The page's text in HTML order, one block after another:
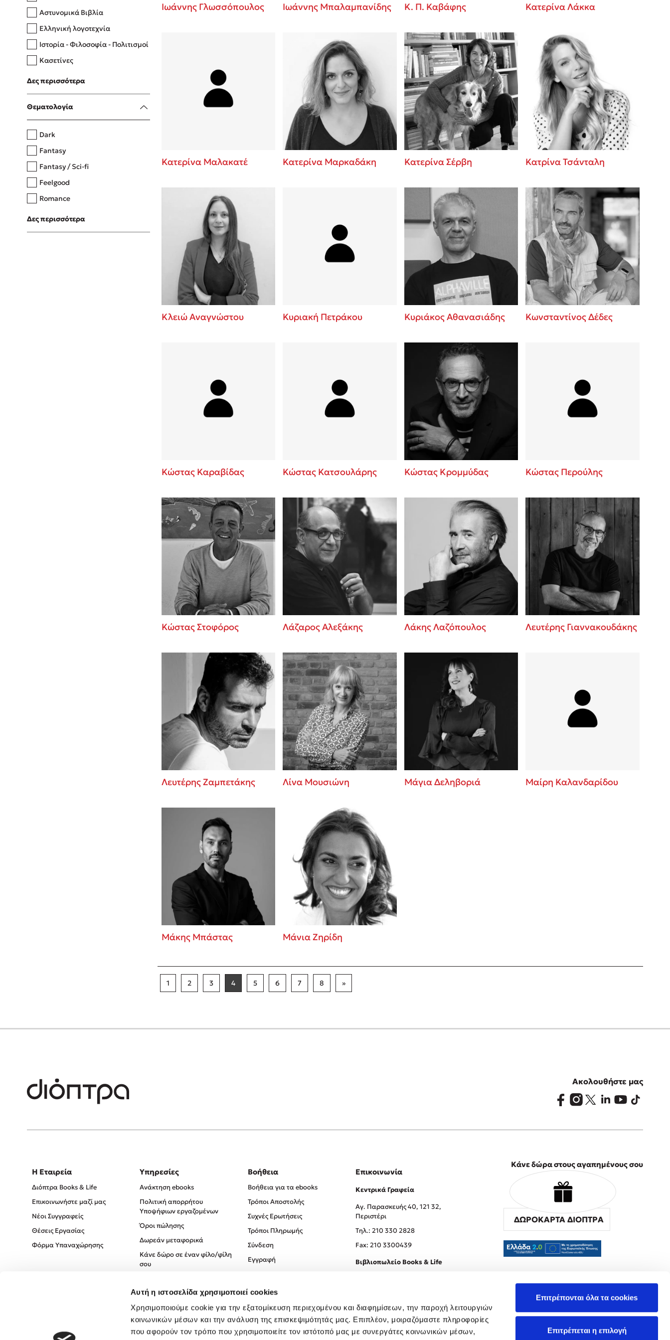
Αυτή η ιστοσελίδα χρησιμοποιεί cookies
Χρησιμοποιούμε cookie για την εξατομίκευση περιεχομένου και διαφημίσεων, την παροχή λειτουργιών
κοινωνικών μέσων και την ανάλυση της επισκεψιμότητάς μας. Επιπλέον, μοιραζόμαστε πληροφορίες
που αφορούν τον τρόπο που χρησιμοποιείτε τον ιστότοπό μας με συνεργάτες κοινωνικών μέσων,
Επιτρέπονται όλα τα cookies
Επιτρέπεται η επιλογή
Δανάη Δεληγεώργη
Πάνω, κάτω, μπροστά, πίσω
Η μέθοδος Αφήστε τους
Αστυνομικά Βιβλία
Ελληνική λογοτεχνία
Ιστορία - Φιλοσοφία - Πολιτισμοί
Κασετίνες
Λευκώματα - Έγχρωμοι οδηγοί
Μαγειρική
Δες περισσότερα
Θεματολογία
Dark
Fantasy
Fantasy / Sci-fi
Feelgood
Romance
Upmarket
Young Adult
Δες περισσότερα
Ιωάννης Γλωσσόπουλος Ιωάννης Μπαλαμπανίδης Κ. Π. Καβάφης Κατερίνα Λάκκα
Κατερίνα Μαλακατέ Κατερίνα Μαρκαδάκη Κατερίνα Σέρβη Κατρίνα Τσάνταλη
Κλειώ Αναγνώστου Κυριακή Πετράκου Κυριάκος Αθανασιάδης Κωνσταντίνος Δέδες
Κώστας Καραβίδας Κώστας Κατσουλάρης Κώστας Κρομμύδας Κώστας Περούλης
Κώστας Στοφόρος Λάζαρος Αλεξάκης Λάκης Λαζόπουλος Λευτέρης Γιαννακουδάκης
Λευτέρης Ζαμπετάκης Λίνα Μουσιώνη Μάγια Δεληβοριά Μαίρη Καλανδαρίδου
Μάκης Μπάστας Μάνια Ζηρίδη
1 2 3 4 5 6 7 8 »
Ακολουθήστε μας
Η Εταιρεία
Διόπτρα Books & Life
Επικοινωνήστε μαζί μας
Νέοι Συγγραφείς
Θέσεις Εργασίας
Φόρμα Υπαναχώρησης
Υπηρεσίες
Ανάκτηση ebooks
Πολιτική απορρήτου
Υποψήφιων εργαζομένων
Όροι πώλησης
Δωρεάν μεταφορικά
Κάνε δώρο σε έναν φίλο/φίλη
σου
Πολιτική Απορρήτου
Όροι χρήσης
Βοήθεια
Βοήθεια για τα ebooks
Τρόποι Αποστολής
Συχνές Ερωτήσεις
Τρόποι Πληρωμής
Σύνδεση
Εγγραφή
Επικοινωνία
Κεντρικά Γραφεία
Αγ. Παρασκευής 40, 121 32,
Περιστέρι
Tηλ.: 210 330 2828
Fax: 210 3300439
Βιβλιοπωλείο Books & Life
Κάνε δώρα στους αγαπημένους σου
ΔΩΡΟΚΑΡΤΑ ΔΙΟΠΤΡΑ